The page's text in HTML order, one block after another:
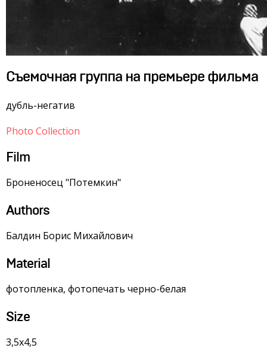
Съемочная группа на премьере фильма
дубль-негатив
Photo Collection
Film
Броненосец "Потемкин"
Authors
Балдин Борис Михайлович
Material
фотопленка, фотопечать черно-белая
Size
3,5х4,5